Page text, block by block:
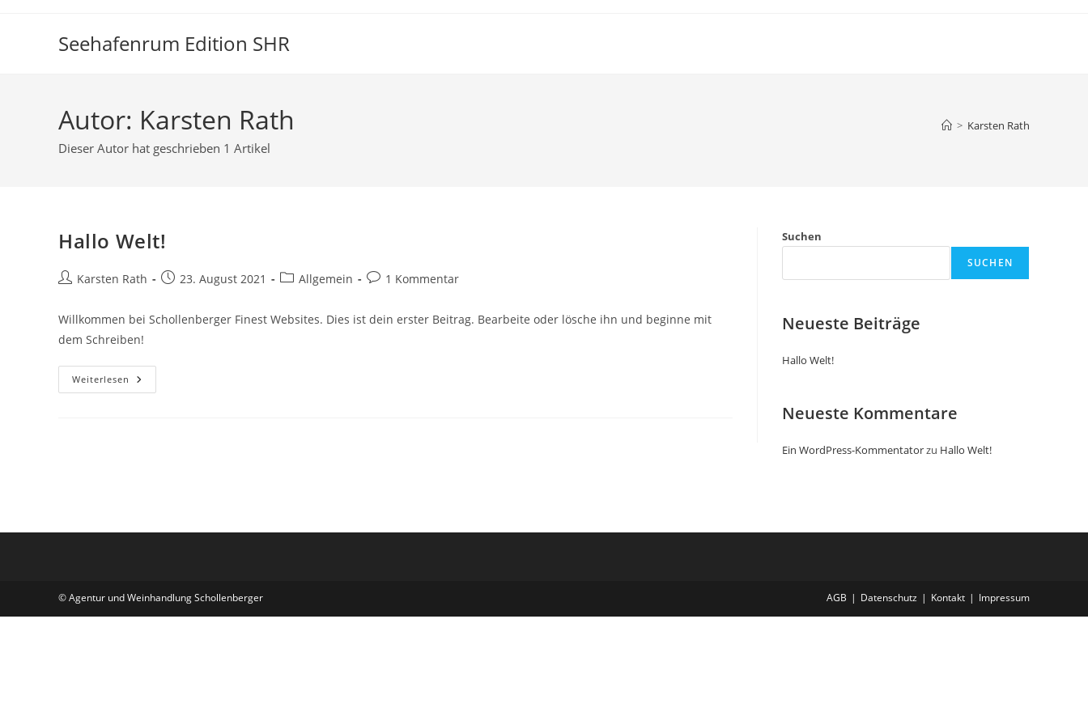
Seehafenrum Edition SHR
Autor: Karsten Rath
Dieser Autor hat geschrieben 1 Artikel
> Karsten Rath
Hallo Welt!
Karsten Rath 23. August 2021 Allgemein 1 Kommentar
Willkommen bei Schollenberger Finest Websites. Dies ist dein erster Beitrag. Bearbeite oder lösche ihn und beginne mit
dem Schreiben!
Weiterlesen
Suchen
SUCHEN
Neueste Beiträge
Hallo Welt!
Neueste Kommentare
Ein WordPress-Kommentatorzu Hallo Welt!
AGB Datenschutz Kontakt Impressum
© Agentur und Weinhandlung Schollenberger